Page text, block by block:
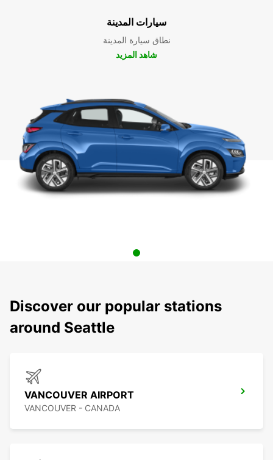
سيارات المدينة
نطاق سيارة المدينة
شاهد المزيد
Discover our popular stations
around Seattle
VANCOUVER AIRPORT
VANCOUVER - CANADA